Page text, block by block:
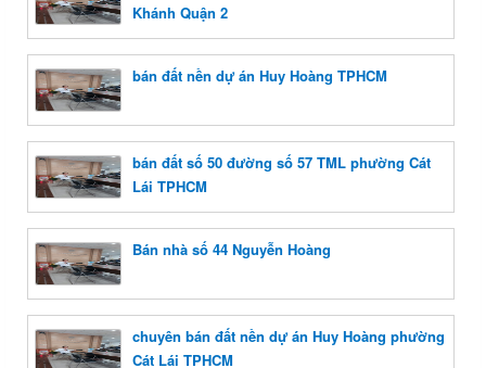
Khánh Quận 2
bán đất nền dự án Huy Hoàng TPHCM
bán đất số 50 đường số 57 TML phường Cát
Lái TPHCM
Bán nhà số 44 Nguyễn Hoàng
chuyên bán đất nền dự án Huy Hoàng phường
Cát Lái TPHCM